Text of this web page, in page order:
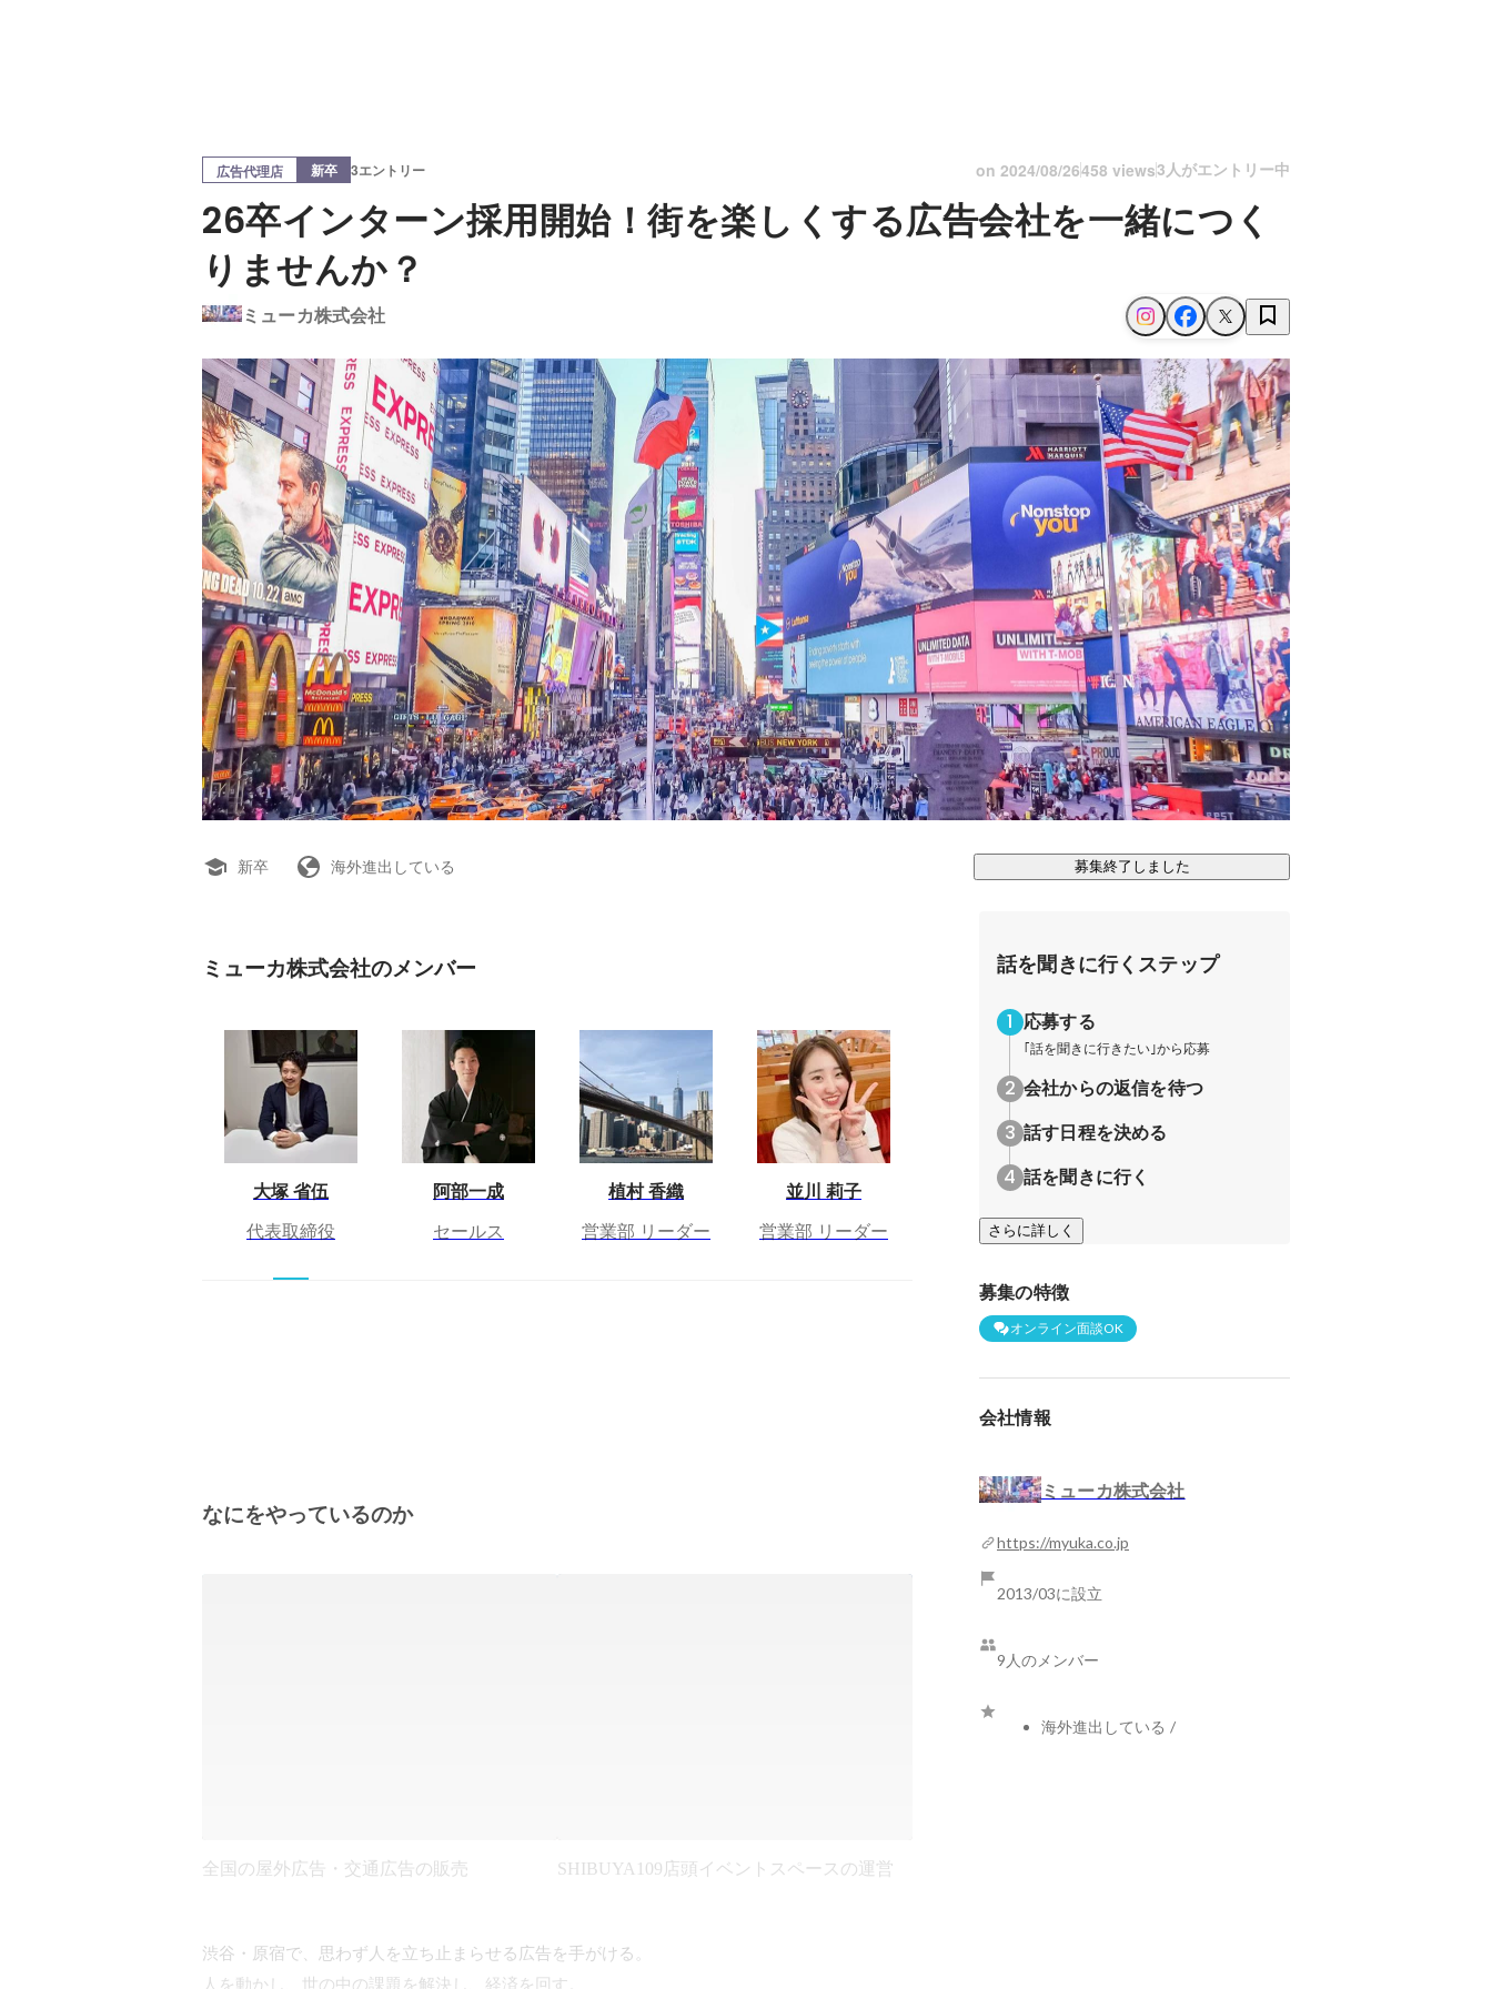
広告代理店 新卒 3エントリー on 2024/08/26458 views3人がエントリー中
26卒インターン採用開始！街を楽しくする広告会社を一緒につく
りませんか？
ミューカ株式会社
新卒 海外進出している 募集終了しました
ミューカ株式会社のメンバー
大塚 省伍
代表取締役
阿部一成
セールス
植村 香織
営業部 リーダー
並川 莉子
営業部 リーダー
なにをやっているのか
全国の屋外広告・交通広告の販売 SHIBUYA109店頭イベントスペースの運営
渋谷・原宿で、思わず人を立ち止まらせる広告を手がける。
人を動かし、世の中の課題を解決し、経済を回す。
話を聞きに行くステップ
応募する
｢話を聞きに行きたい｣から応募
会社からの返信を待つ
話す日程を決める
話を聞きに行く
さらに詳しく
募集の特徴
オンライン面談OK
会社情報
ミューカ株式会社
https://myuka.co.jp
2013/03に設立
9人のメンバー
海外進出している /